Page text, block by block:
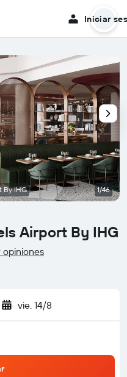
Iniciar
Airport By IHG
opiniones
vie. 14/8
By IHG 1/46